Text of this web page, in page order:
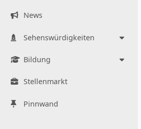
News
Sehenswürdigkeiten
Bildung
Stellenmarkt
Pinnwand